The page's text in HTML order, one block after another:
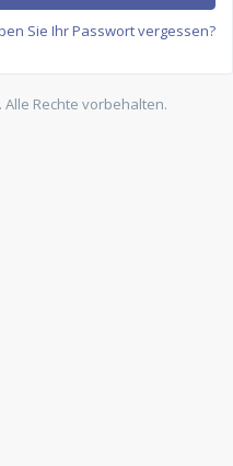
Sie Ihr Passwort vergessen?
Alle Rechte vorbehalten.